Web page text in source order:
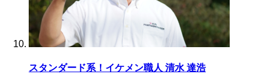
スタンダード系！イケメン職人 清水 達浩